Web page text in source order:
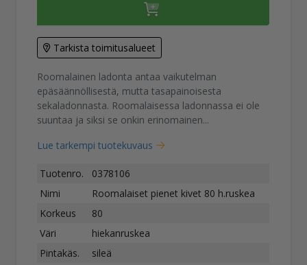
Tarkista toimitusalueet
Roomalainen ladonta antaa vaikutelman
epäsäännöllisestä, mutta tasapainoisesta
sekaladonnasta. Roomalaisessa ladonnassa ei ole
suuntaa ja siksi se onkin erinomainen...
Lue tarkempi tuotekuvaus
Tuotenro.
0378106
Nimi
Roomalaiset pienet kivet 80 h.ruskea
Korkeus
80
Väri
hiekanruskea
Pintakäs.
sileä